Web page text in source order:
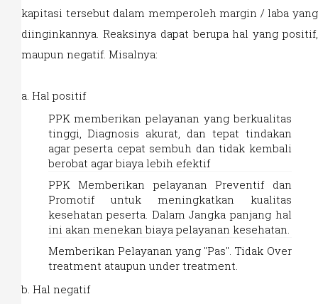
kapitasi tersebut dalam memperoleh margin / laba yang
diinginkannya. Reaksinya dapat berupa hal yang positif,
maupun negatif. Misalnya:
a. Hal positif
PPK memberikan pelayanan yang berkualitas
tinggi, Diagnosis akurat, dan tepat tindakan
agar peserta cepat sembuh dan tidak kembali
berobat agar biaya lebih efektif
PPK Memberikan pelayanan Preventif dan
Promotif untuk meningkatkan kualitas
kesehatan peserta. Dalam Jangka panjang hal
ini akan menekan biaya pelayanan kesehatan.
Memberikan Pelayanan yang "Pas". Tidak Over
treatment ataupun under treatment.
b. Hal negatif